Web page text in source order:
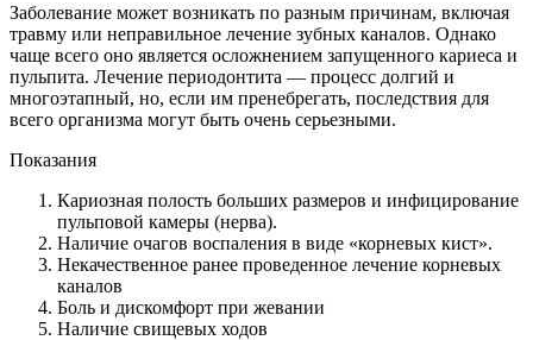
Заболевание может возникать по разным причинам, включая
травму или неправильное лечение зубных каналов. Однако
чаще всего оно является осложнением запущенного кариеса и
пульпита. Лечение периодонтита — процесс долгий и
многоэтапный, но, если им пренебрегать, последствия для
всего организма могут быть очень серьезными.
Показания
Кариозная полость больших размеров и инфицирование
пульповой камеры (нерва).
Наличие очагов воспаления в виде «корневых кист».
Некачественное ранее проведенное лечение корневых
каналов
Боль и дискомфорт при жевании
Наличие свищевых ходов